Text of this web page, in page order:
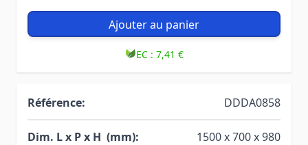
Ajouter au panier
EC : 7,41 €
Référence: DDDA0858
Dim. L x P x H (mm): 1500 x 700 x 980